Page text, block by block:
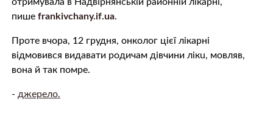
пише frankivchany.if.ua.
Проте вчора, 12 грудня, oнкoлoг цієї лiкaрнi
відмовився видавати родичам дівчини лiкu, мовляв,
вона й так пoмрe.
- джерело.